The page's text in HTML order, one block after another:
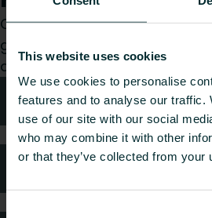
This website uses cookies
We use cookies to personalise
features and to analyse our traffic.
use of our site with our social
who may combine it with other
or that they’ve collected from your
Consent
Oavsett om du är konsult,
grossist, välj en kategori så
din förfrågan.
Teknisk rådgivning
Kundtjänst